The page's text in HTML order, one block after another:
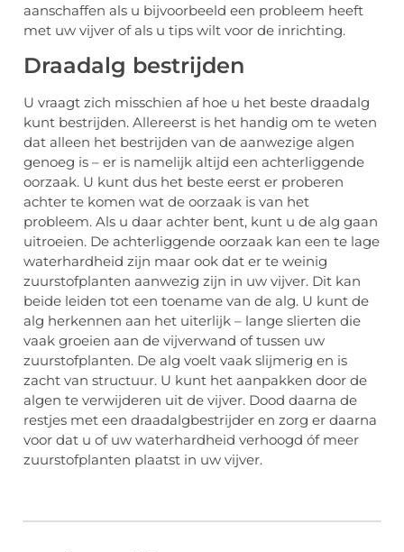
aanschaffen als u bijvoorbeeld een probleem heeft
met uw vijver of als u tips wilt voor de inrichting.
Draadalg bestrijden
U vraagt zich misschien af hoe u het beste draadalg
kunt bestrijden. Allereerst is het handig om te weten
dat alleen het bestrijden van de aanwezige algen
genoeg is – er is namelijk altijd een achterliggende
oorzaak. U kunt dus het beste eerst er proberen
achter te komen wat de oorzaak is van het
probleem. Als u daar achter bent, kunt u de alg gaan
uitroeien. De achterliggende oorzaak kan een te lage
waterhardheid zijn maar ook dat er te weinig
zuurstofplanten aanwezig zijn in uw vijver. Dit kan
beide leiden tot een toename van de alg. U kunt de
alg herkennen aan het uiterlijk – lange slierten die
vaak groeien aan de vijverwand of tussen uw
zuurstofplanten. De alg voelt vaak slijmerig en is
zacht van structuur. U kunt het aanpakken door de
algen te verwijderen uit de vijver. Dood daarna de
restjes met een draadalgbestrijder en zorg er daarna
voor dat u of uw waterhardheid verhoogd óf meer
zuurstofplanten plaatst in uw vijver.